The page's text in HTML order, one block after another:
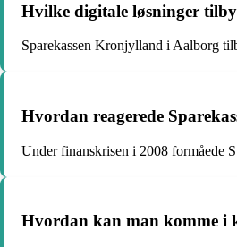
Hvilke digitale løsninger
Sparekassen Kronjylland i Aalborg
Hvordan reagerede
Under finanskrisen i 2008 formåede
Hvordan kan man komme i